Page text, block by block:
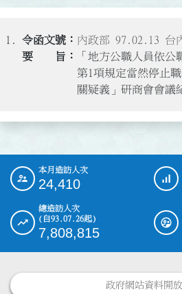
1.
內政部 97.02.13 台
「地方公職人員依
第1項規定當然停止
關疑義」研商會會議
::: 本月造訪人次
24,410
總造訪人次
(自93.07.26起)
7,808,815
政府網站資料開